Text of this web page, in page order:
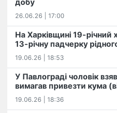
добу
26.06.26 | 17:00
На Харківщині 19-річний
13-річну падчерку
19.06.26 | 18:53
У Павлограді чоловік
вимагав привезти кума
19.06.26 | 18:36